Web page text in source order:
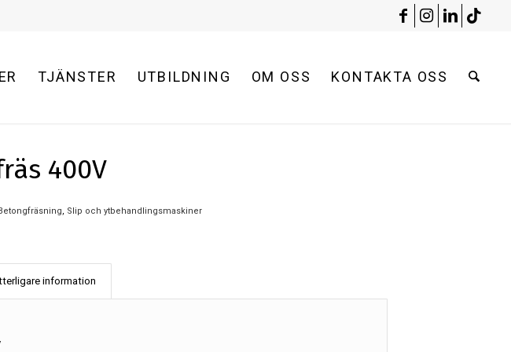
TJÄNSTER UTBILDNING OM OSS KONTAKTA OSS
400V
, Slip och ytbehandlingsmaskiner
information